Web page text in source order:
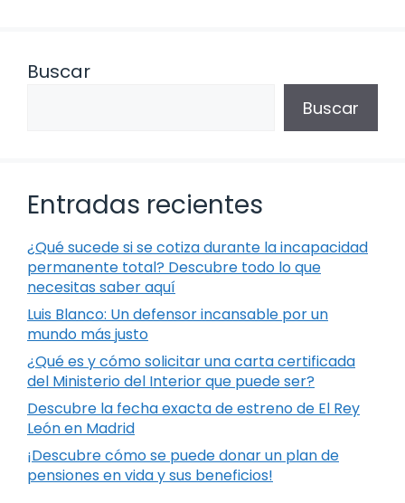
Buscar
Buscar
Entradas recientes
¿Qué sucede si se cotiza durante la incapacidad
permanente total? Descubre todo lo que
necesitas saber aquí
Luis Blanco: Un defensor incansable por un
mundo más justo
¿Qué es y cómo solicitar una carta certificada
del Ministerio del Interior que puede ser?
Descubre la fecha exacta de estreno de El Rey
León en Madrid
¡Descubre cómo se puede donar un plan de
pensiones en vida y sus beneficios!